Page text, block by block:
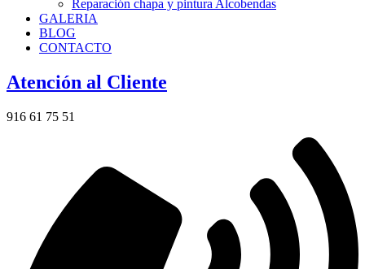
Reparación chapa y pintura Alcobendas
GALERIA
BLOG
CONTACTO
Atención al Cliente
916 61 75 51